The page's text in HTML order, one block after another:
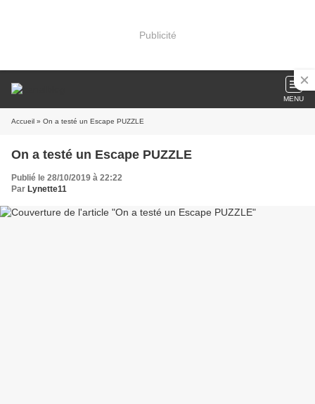
Publicité
MENU
Accueil » On a testé un Escape PUZZLE
On a testé un Escape PUZZLE
Publié le 28/10/2019 à 22:22
Par Lynette11